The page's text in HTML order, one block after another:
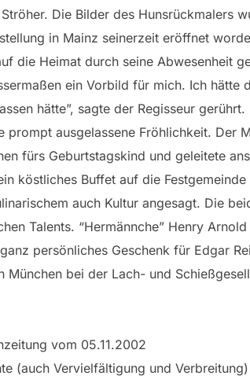
Die Bilder des Hunsrückmalers
in Mainz seinerzeit eröffnet
die Heimat durch seine Abwesenheit
ein Vorbild für mich. Ich
hätte”, sagte der Regisseur gerührt.
prompt ausgelassene Fröhlichkeit. Der
fürs Geburtstagskind und geleitete
köstliches Buffet auf die Festgemeinde
auch Kultur angesagt. Die
Talents. “Hermännche” Henry
persönliches Geschenk für Edgar
München bei der Lach- und
vom 05.11.2002
(auch Vervielfältigung und